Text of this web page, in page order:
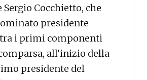
Cocchietto, che
presidente
i primi componenti
all’inizio della
presidente del